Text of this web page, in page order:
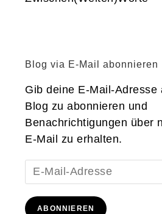
Blog via E-Mail abonnieren
Gib deine E-Mail-Adresse
Blog zu abonnieren und
Benachrichtigungen über
E-Mail zu erhalten.
E-
Mail-
Adresse
ABONNIEREN